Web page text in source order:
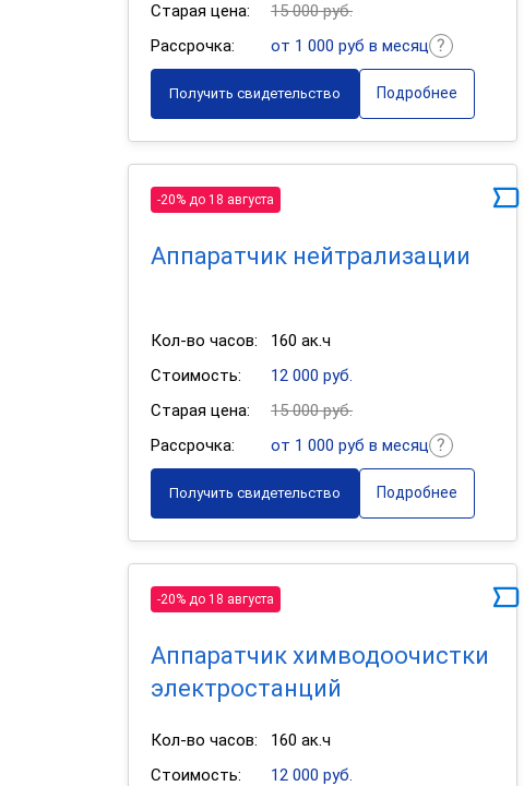
Старая цена:
15 000 руб.
Рассрочка:
от 1 000 руб в месяц
Получить свидетельство Подробнее
-20% до 18 августа
Аппаратчик нейтрализации
Кол-во часов:
160 ак.ч
Стоимость:
12 000 руб.
Старая цена:
15 000 руб.
Рассрочка:
от 1 000 руб в месяц
Получить свидетельство Подробнее
-20% до 18 августа
Аппаратчик химводоочистки
электростанций
Кол-во часов:
160 ак.ч
Стоимость:
12 000 руб.